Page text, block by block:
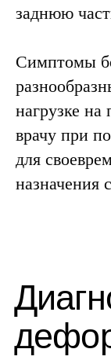
заднюю
Симптомы
нагрузке на
врачу при
для
назначения